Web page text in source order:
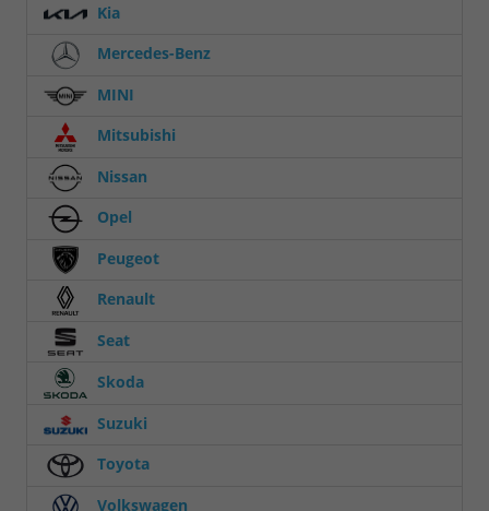
Kia
Mercedes-Benz
MINI
Mitsubishi
Nissan
Opel
Peugeot
Renault
Seat
Skoda
Suzuki
Toyota
Volkswagen